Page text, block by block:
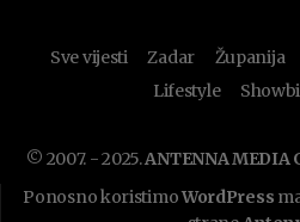
Sve vijesti Zadar Županija
Lifestyle
© 2007. - 2025.ANTENNA MEDIA
Ponosno koristimoWordPress